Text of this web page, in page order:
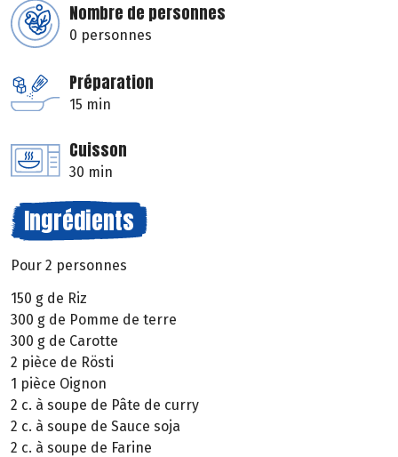
Nombre de personnes
0 personnes
Préparation
15 min
Cuisson
30 min
Ingrédients
Pour 2 personnes
150 g de Riz
300 g de Pomme de terre
300 g de Carotte
2 pièce de Rösti
1 pièce Oignon
2 c. à soupe de Pâte de curry
2 c. à soupe de Sauce soja
2 c. à soupe de Farine